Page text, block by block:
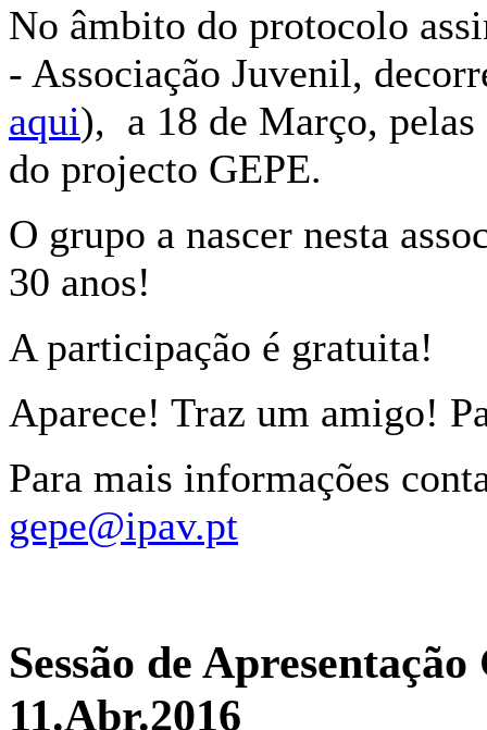
No âmbito do protocolo
- Associação Juvenil,
aqui), a 18 de Março, pelas
do projecto GEPE.
O grupo a nascer nesta
30 anos!
A participação é gratuita!
Aparece! Traz um amigo!
Para mais informações
gepe@ipav.pt
Sessão de
11.Abr.2016